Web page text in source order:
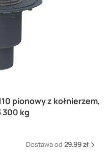
pionowy z kołnierzem,
300 kg
Dostawa od 29.99 zł